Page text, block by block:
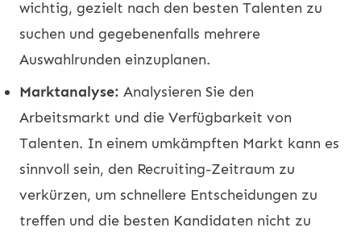
wichtig, gezielt nach den besten Talenten zu
suchen und gegebenenfalls mehrere
Auswahlrunden einzuplanen.
Marktanalyse: Analysieren Sie den
Arbeitsmarkt und die Verfügbarkeit von
Talenten. In einem umkämpften Markt kann es
sinnvoll sein, den Recruiting-Zeitraum zu
verkürzen, um schnellere Entscheidungen zu
treffen und die besten Kandidaten nicht zu